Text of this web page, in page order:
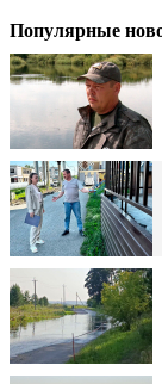
Популярные